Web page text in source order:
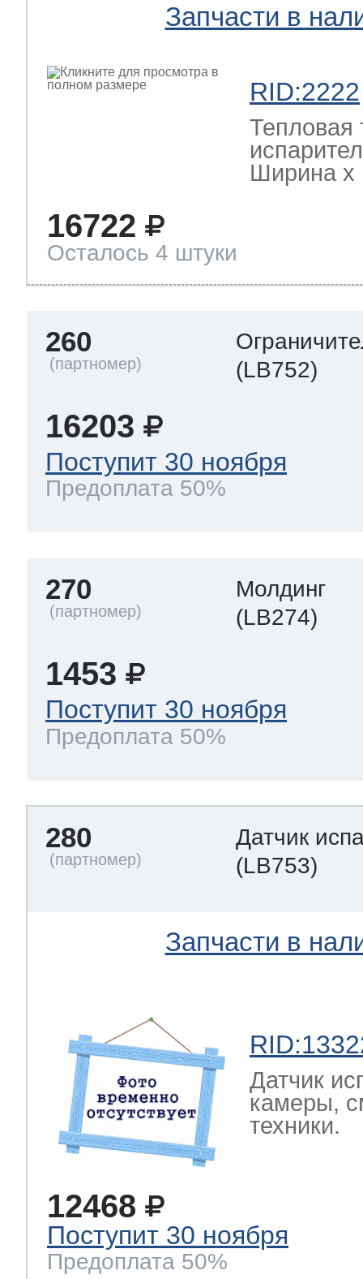
Запчасти в
RID:2222
Тепловая
Ширина х
16722
Осталось 4 штуки
260
(LB752)
16203
Поступит 30 ноября
Предоплата 50%
270
Молдинг
(LB274)
1453
Поступит 30 ноября
Предоплата 50%
280
Датчик
(LB753)
Запчасти в
Датчик
камеры,
техники.
12468
Поступит 30 ноября
Предоплата 50%